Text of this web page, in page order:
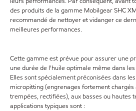
des produits de la gamme Mobilgear SHC
recommandé de nettoyer et vidanger ce
meilleures performances.
Cette gamme est prévue pour assurer une
une durée de l'huile optimale même dans
Elles sont spécialement préconisées dans
micropitting (engrenages fortement
trempées, rectifiées), aux basses ou hautes
applications typiques sont :